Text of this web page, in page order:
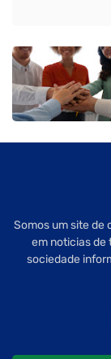
Somos um site de
em noticias de
sociedade